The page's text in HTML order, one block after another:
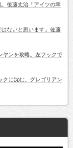
。後藤丈治「アイツの幸
はないと思います」佐藤
ヤンを攻略。左フックで
クに沈む。グレゴリアン